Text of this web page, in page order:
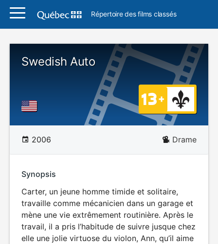
Répertoire des films classés
Swedish Auto
2006 Drame
Synopsis
Carter, un jeune homme timide et solitaire,
travaille comme mécanicien dans un garage et
mène une vie extrêmement routinière. Après le
travail, il a pris l’habitude de suivre jusque chez
elle une jolie virtuose du violon, Ann, qu’il aime